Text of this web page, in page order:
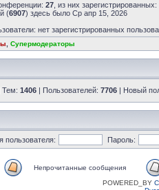
27 , из них
(6907) здесь было Ср апр 15, 2026
нет зарегистрированных
Супермодераторы
Тем: 1406 | Пользователей: 7706 | Новый
пользователя: Пароль:
Непрочитанные сообщения
POWERED_BY